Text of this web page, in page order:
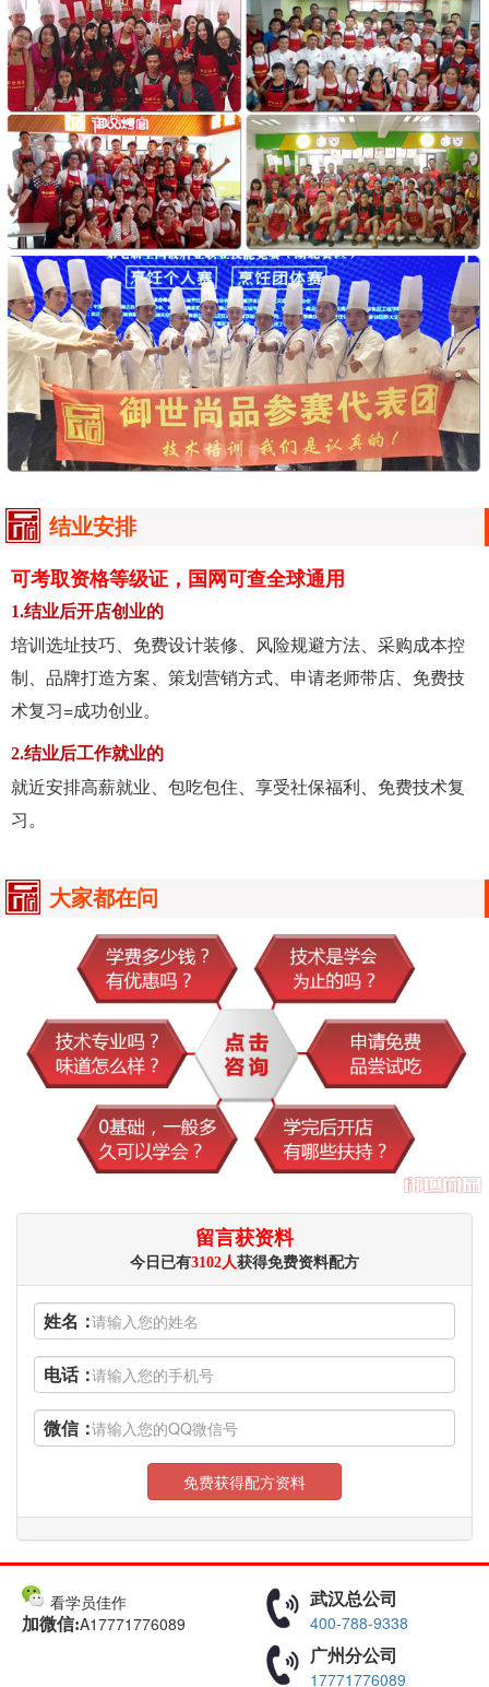
结业安排
可考取资格等级证，国网可查全球通用
1.结业后开店创业的
培训选址技巧、免费设计装修、风险规避方法、采购成本控
制、品牌打造方案、策划营销方式、申请老师带店、免费技
术复习=成功创业。
2.结业后工作就业的
就近安排高薪就业、包吃包住、享受社保福利、免费技术复
习。
大家都在问
留言获资料
今日已有3102人获得免费资料配方
姓名：
电话：
微信：
免费获得配方资料
看学员佳作
加微信:A17771776089
武汉总公司
400-788-9338
广州分公司
17771776089